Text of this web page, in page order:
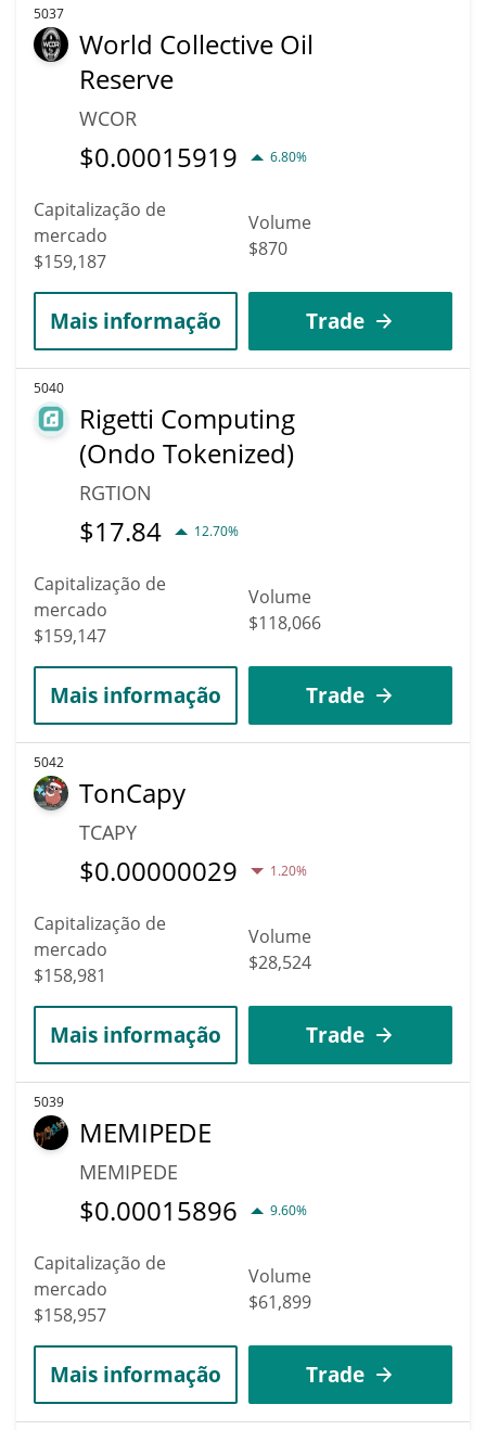
5037
World Collective Oil
Reserve
WCOR
$0.00015919 6.80%
Capitalização de
mercado
$159,187
Volume
$870
Mais informação Trade
5040
Rigetti Computing
(Ondo Tokenized)
RGTION
$17.84 12.70%
Capitalização de
mercado
$159,147
Volume
$118,066
Mais informação Trade
5042
TonCapy
TCAPY
$0.00000029 1.20%
Capitalização de
mercado
$158,981
Volume
$28,524
Mais informação Trade
5039
MEMIPEDE
MEMIPEDE
$0.00015896 9.60%
Capitalização de
mercado
$158,957
Volume
$61,899
Mais informação Trade